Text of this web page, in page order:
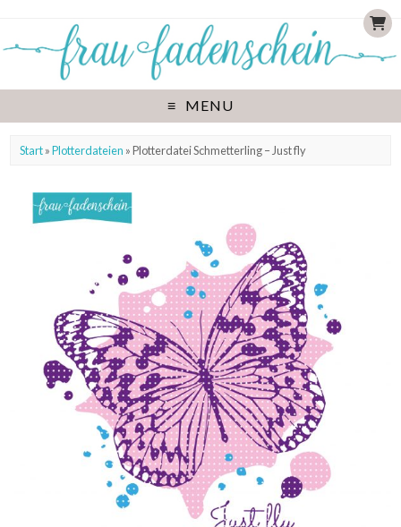
MENU
Start»Plotterdateien » Plotterdatei Schmetterling – Just fly